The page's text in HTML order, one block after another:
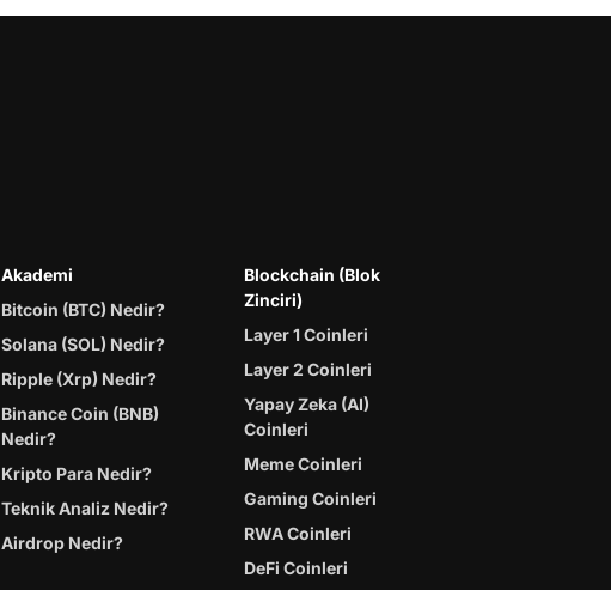
Akademi
Bitcoin (BTC) Nedir?
Solana (SOL) Nedir?
Ripple (Xrp) Nedir?
Binance Coin (BNB)
Nedir?
Kripto Para Nedir?
Teknik Analiz Nedir?
Airdrop Nedir?
Blockchain (Blok
Zinciri)
Layer 1 Coinleri
Layer 2 Coinleri
Yapay Zeka (AI)
Coinleri
Meme Coinleri
Gaming Coinleri
RWA Coinleri
DeFi Coinleri